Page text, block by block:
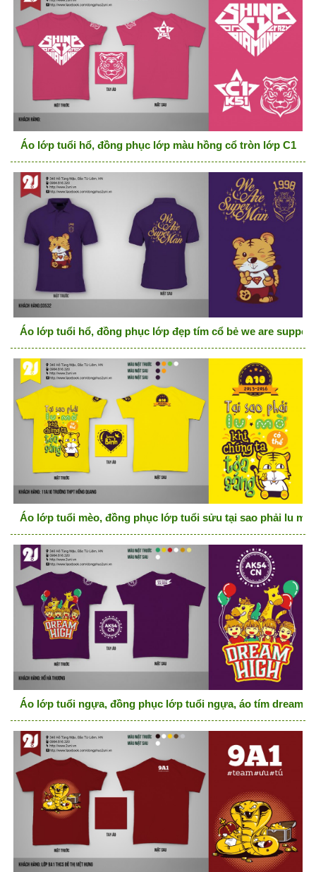
Áo lớp tuổi hổ, đồng phục lớp màu hồng cổ tròn lớp C1
Áo lớp tuổi hổ, đồng phục lớp đẹp tím cổ bẻ we are supper
Áo lớp tuổi mèo, đồng phục lớp tuổi sửu tại sao phải lu mờ
Áo lớp tuổi ngựa, đồng phục lớp tuổi ngựa, áo tím dream